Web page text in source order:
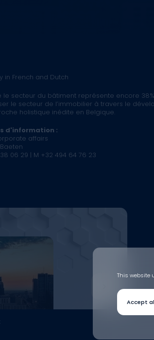
in French and Dutch
le secteur du bâtiment représente encore
le secteur de l’immobilier à travers le
holistique inédite en Belgique.
d'information :
affairs
06 29 | M +32 494 64 76 23
This website
Accept